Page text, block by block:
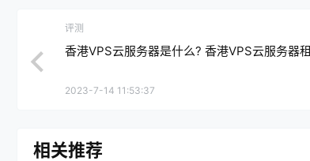
评测
香港VPS云服务器是什么? 香港VPS云服务器
2023-7-14 11:53:37
相关推荐